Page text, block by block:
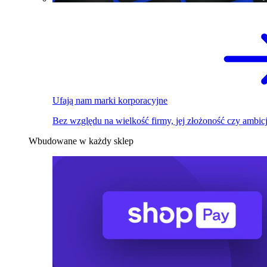
Ufają nam marki korporacyjne
Bez względu na wielkość firmy, jej złożoność czy
Wbudowane w każdy sklep